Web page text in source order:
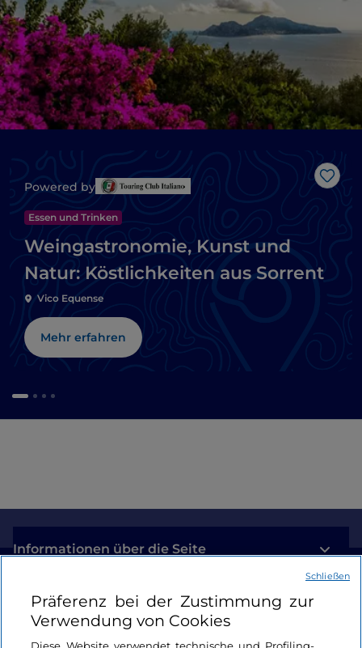
Like
Powered by
Essen und Trinken
Weingastronomie, Kunst und
Natur: Köstlichkeiten aus Sorrent
Vico Equense
Mehr erfahren
Informationen über die Seite
Nützliche Links
Login
Präferenz bei der Zustimmung zur
Verwendung von Cookies
Schließen